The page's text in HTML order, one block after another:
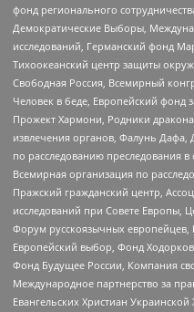
фонд регионального
Демократические Выборы,
исследований, Германский фонд
Тихоокеанский центр защиты
Свободная Россия, Всемирный
Человек в беде, Европейский фонд
Прожект Хармони, Родники
извлечения органов, Фалунь Дафа,
по расследованию преследования
Всемирная организация по
Пражский гражданский центр,
исследований при Совете Европы,
Форум русскоязычных
Европейский выбор, Фонд
Фонд Будущее России, Компания
Международное партнерство за
Евангельских Христиан